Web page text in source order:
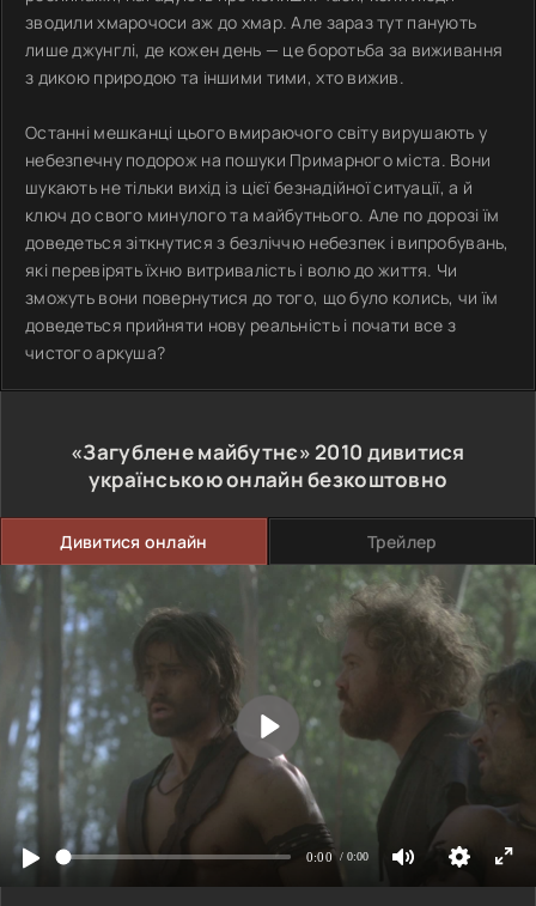
зводили хмарочоси аж до хмар. Але зараз тут панують
лише джунглі, де кожен день — це боротьба за виживання
з дикою природою та іншими тими, хто вижив.
Останні мешканці цього вмираючого світу вирушають у
небезпечну подорож на пошуки Примарного міста. Вони
шукають не тільки вихід із цієї безнадійної ситуації, а й
ключ до свого минулого та майбутнього. Але по дорозі їм
доведеться зіткнутися з безліччю небезпек і випробувань,
які перевірять їхню витривалість і волю до життя. Чи
зможуть вони повернутися до того, що було колись, чи їм
доведеться прийняти нову реальність і почати все з
чистого аркуша?
«Загублене майбутнє»2010 дивитися
українською онлайн безкоштовно
Дивитися онлайн Трейлер